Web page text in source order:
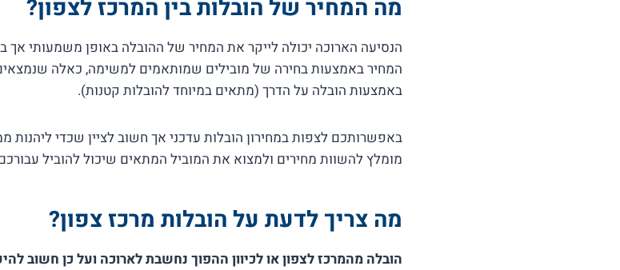
מה המחיר של הובלות בין המרכז לצפון?
המחיר באמצעות בחירה של מובילים שמותאמים למשימה, כאלה שנמצאים
באמצעות הובלה על הדרך (מתאים במיוחד להובלות קטנות).
באפשרותכם לצפות במחירון הובלות עדכני אך חשוב לציין שכדי
מומלץ להשוות מחירים ולמצוא את המוביל המתאים שיכול להוביל
מה צריך לדעת על הובלות מרכז צפון?
הובלה מהמרכז לצפון או לכיוון ההפוך נחשבת לארוכה ועל כן חשוב